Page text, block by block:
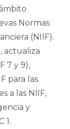
Normas
(NIIF).
actualiza
7 y 9),
para las
a las NIIF,
y
1.